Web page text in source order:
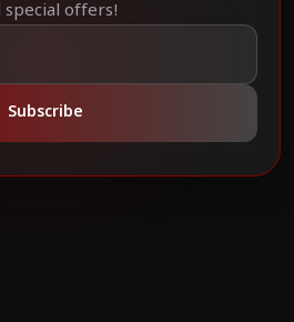
special offers!
Subscribe